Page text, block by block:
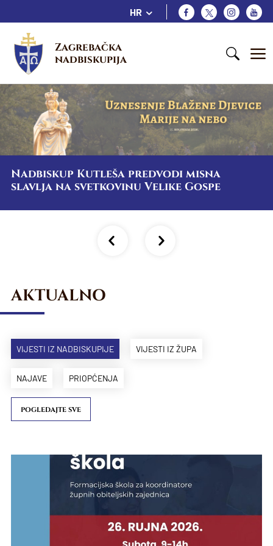
HR
Zagrebačka
nadbiskupija
Nadbiskup Kutleša predvodi misna
slavlja na svetkovinu Velike Gospe
AKTUALNO
VIJESTI IZ NADBISKUPIJE VIJESTI IZ ŽUPA
NAJAVE PRIOPĆENJA
POGLEDAJTE SVE